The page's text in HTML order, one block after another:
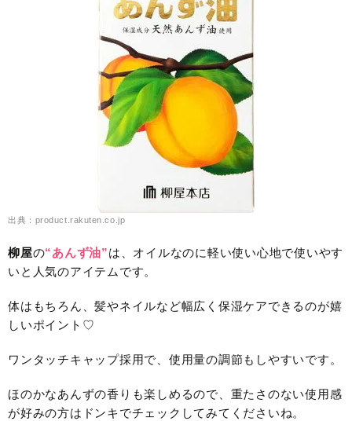
出典：product.rakuten.co.jp
柳屋の“あんず油”は、オイルなのに軽い使い心地で使いやす
いと人気のアイテムです。
体はもちろん、髪やネイルなど幅広く保湿ケアできるのが嬉
しいポイント♡
ワンタッチキャップ採用で、使用量の調節もしやすいです。
ほのかなあんずの香りも楽しめるので、重たさのない使用感
が好みの方はドンキでチェックしてみてくださいね。